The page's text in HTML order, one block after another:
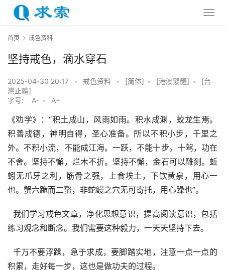
首页 戒色资料
坚持戒色，滴水穿石
2025-04-30 20:17 • 戒色资料 • [简体] • [港澳繁體] •
[台
灣正體]
字号:
A- • A+
《劝学》：“积土成山，风雨如雨。积水成渊，蛟龙生焉。
积善成德，神明自得，圣心准备。所以不积小步，千里之
外。不积小流，不能成江海。一跃，不能十步。十驾，功在
不舍。坚持不懈，烂木不折。坚持不懈，金石可以雕刻。蚯
蚓无爪牙之利，筋骨之强，上食埃土，下饮黄泉，用心一
也。蟹六跪而二螯，非蛇鳗之穴无可寄托，用心躁也”。
练习观念和断念。我们需要这种毅力，一天天坚持下去。
积累，走好每一步，这也是做功夫的过程。